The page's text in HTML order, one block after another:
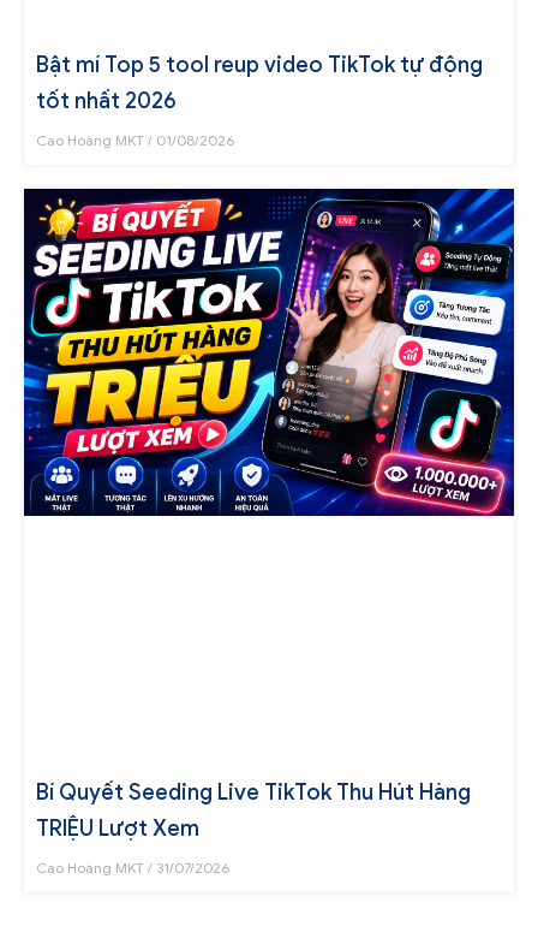
Bật mí Top 5 tool reup video TikTok tự động
tốt nhất 2026
Cao Hoàng MKT 01/08/2026
Bí Quyết Seeding Live TikTok Thu Hút Hàng
TRIỆU Lượt Xem
Cao Hoàng MKT 31/07/2026